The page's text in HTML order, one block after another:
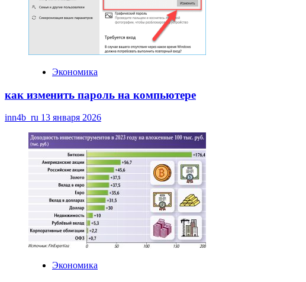
Экономика
как изменить пароль на компьютере
inn4b_ru 13 января 2026
Экономика